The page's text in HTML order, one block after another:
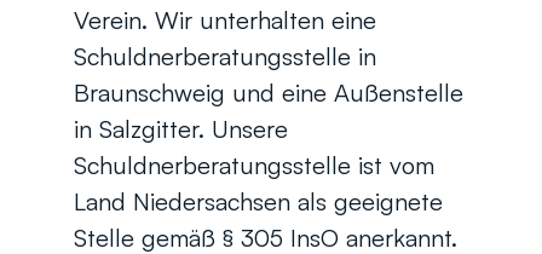
Verein. Wir unterhalten eine
Schuldnerberatungsstelle in
Braunschweig und eine Außenstelle
in Salzgitter. Unsere
Schuldnerberatungsstelle ist vom
Land Niedersachsen als geeignete
Stelle gemäß § 305 InsO anerkannt.